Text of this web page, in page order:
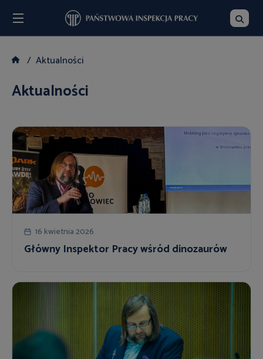
Aktualności
Aktualności
16 kwietnia 2026
Główny Inspektor Pracy wśród dinozaurów
Szukaj